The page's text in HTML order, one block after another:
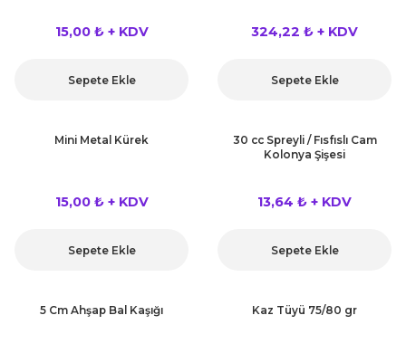
15,00 ₺ + KDV
Sepete Ekle
324,22 ₺ + KDV
Sepete Ekle
Mini Metal Kürek
15,00 ₺ + KDV
Sepete Ekle
30 cc Spreyli / Fısfıslı Cam
Kolonya Şişesi
13,64 ₺ + KDV
Sepete Ekle
5 Cm Ahşap Bal Kaşığı Kaz Tüyü 75/80 gr